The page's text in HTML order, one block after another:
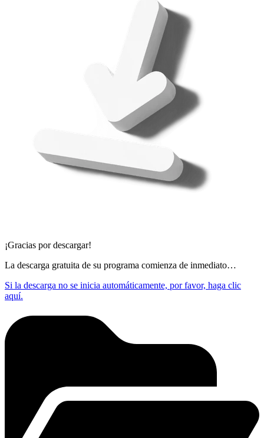
¡Gracias por descargar!
La descarga gratuita de su programa comienza de inmediato…
Si la descarga no se inicia automáticamente, por favor, haga clic
aquí.